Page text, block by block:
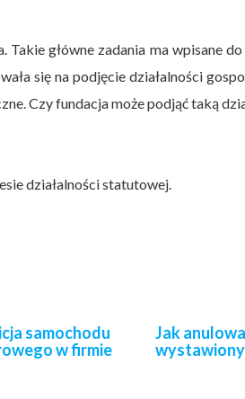
główne zadania ma wpisane
się na podjęcie działalności
Czy fundacja może podjąć taką
działalności statutowej.
samochodu
w firmie
Jak